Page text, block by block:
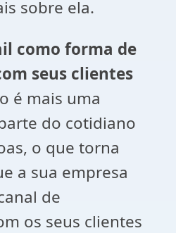
sobre ela.
como forma de
seus clientes
é mais uma
do cotidiano
o que torna
a sua empresa
de
os seus clientes